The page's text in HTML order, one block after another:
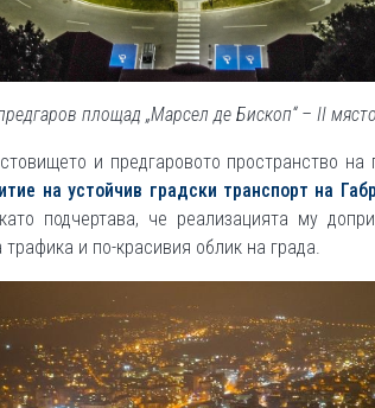
площад „Марсел де Бископ“ – II
и предгаровото пространство на
на устойчив градски транспорт на
подчертава, че реализацията му
и по-красивия облик на града.